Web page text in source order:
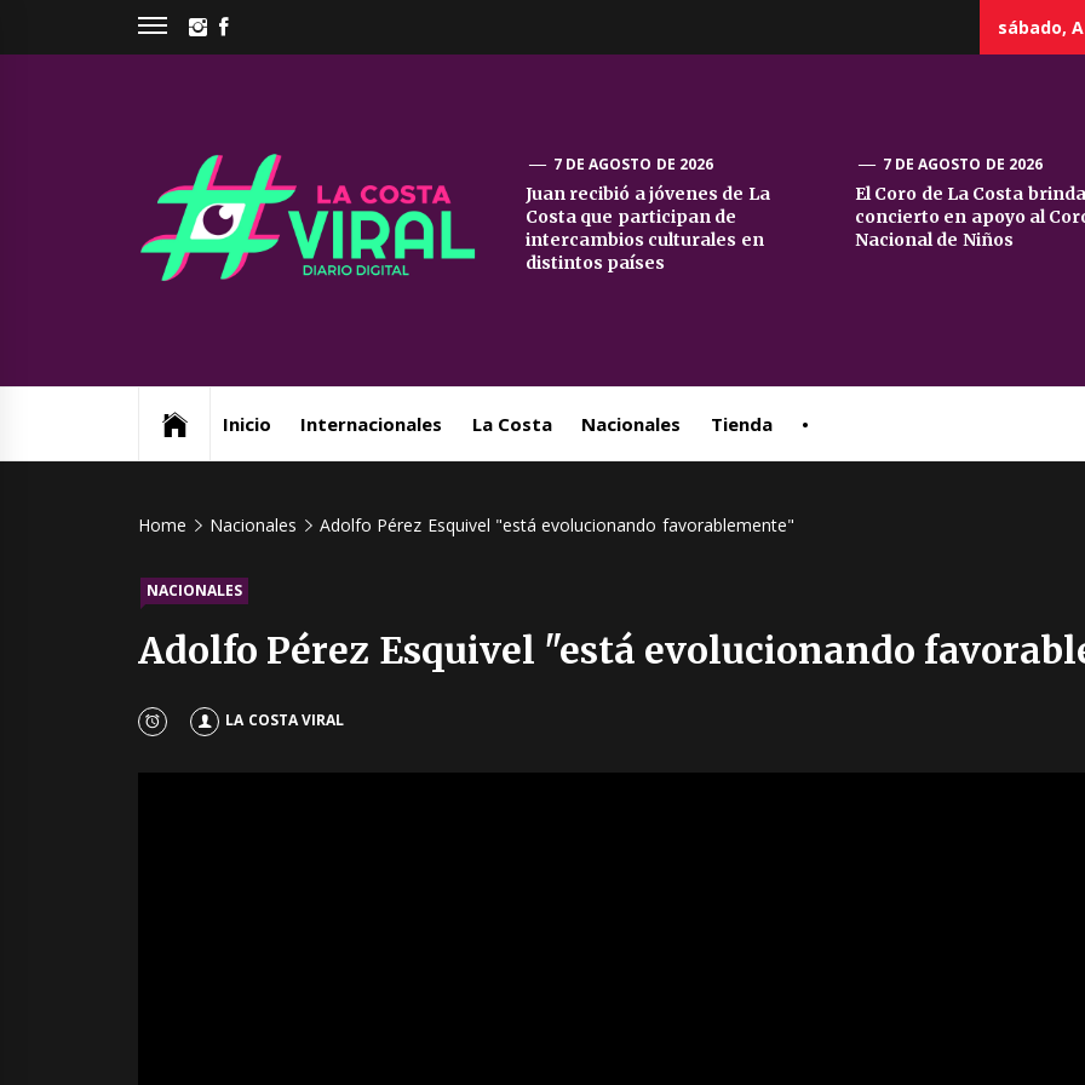
INSTAGRAM
sábado,
La
Costa
7 DE AGOSTO DE 2026
Juan recibió a jóvenes de La
Costa que participan de
intercambios culturales en
distintos países
7 DE AGOSTO DE 2026
El Coro de La Costa
concierto en apoyo al
Nacional de Niños
Inicio Internacionales La Costa Nacionales Tienda •
Home Nacionales Adolfo Pérez Esquivel "está evolucionando favorablemente"
NACIONALES
Adolfo Pérez Esquivel "está evolucionando
LA COSTA VIRAL